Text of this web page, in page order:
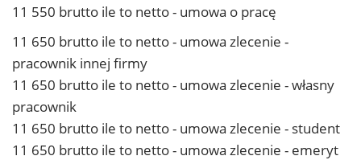
11 550 brutto ile to netto - umowa o pracę
11 650 brutto ile to netto - umowa zlecenie -
pracownik innej firmy
11 650 brutto ile to netto - umowa zlecenie - własny
pracownik
11 650 brutto ile to netto - umowa zlecenie - student
11 650 brutto ile to netto - umowa zlecenie - emeryt